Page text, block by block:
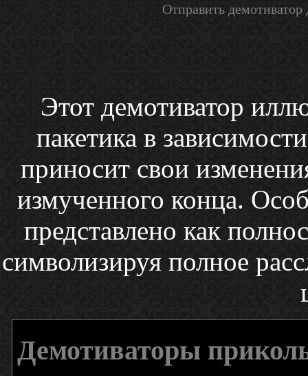
Отправить
Этот демотиватор
пакетика в
приносит свои
измученного конца.
представлено как
символизируя полное
Демотиваторы